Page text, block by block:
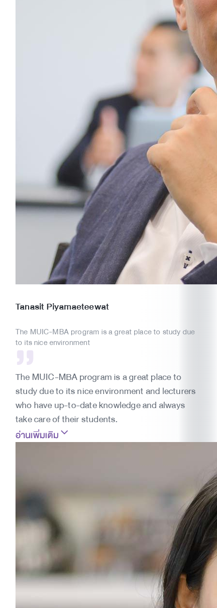
TanasitPiyamaeteewat
The MUIC-MBA program is a great place to study due
to its nice environment
The MUIC-MBA program is a great place to
study due to its nice environment and lecturers
who have up-to-date knowledge and always
take care of their students.
อ่านเพิ่มเติม